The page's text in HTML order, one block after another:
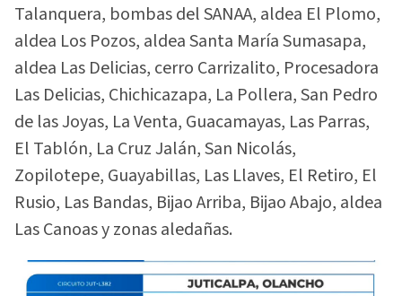
Talanquera, bombas del SANAA, aldea El Plomo,
aldea Los Pozos, aldea Santa María Sumasapa,
aldea Las Delicias, cerro Carrizalito, Procesadora
Las Delicias, Chichicazapa, La Pollera, San Pedro
de las Joyas, La Venta, Guacamayas, Las Parras,
El Tablón, La Cruz Jalán, San Nicolás,
Zopilotepe, Guayabillas, Las Llaves, El Retiro, El
Rusio, Las Bandas, Bijao Arriba, Bijao Abajo, aldea
Las Canoas y zonas aledañas.